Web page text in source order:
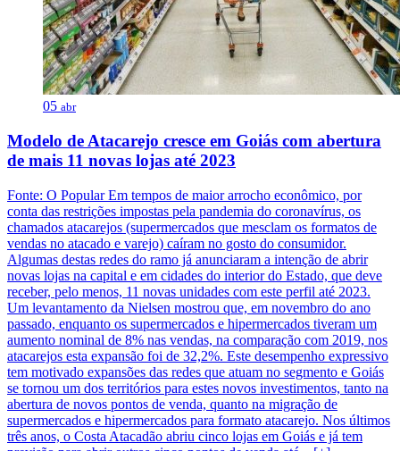
05 abr
Modelo de Atacarejo cresce em Goiás com abertura
de mais 11 novas lojas até 2023
Fonte: O Popular Em tempos de maior arrocho econômico, por
conta das restrições impostas pela pandemia do coronavírus, os
chamados atacarejos (supermercados que mesclam os formatos de
vendas no atacado e varejo) caíram no gosto do consumidor.
Algumas destas redes do ramo já anunciaram a intenção de abrir
novas lojas na capital e em cidades do interior do Estado, que deve
receber, pelo menos, 11 novas unidades com este perfil até 2023.
Um levantamento da Nielsen mostrou que, em novembro do ano
passado, enquanto os supermercados e hipermercados tiveram um
aumento nominal de 8% nas vendas, na comparação com 2019, nos
atacarejos esta expansão foi de 32,2%. Este desempenho expressivo
tem motivado expansões das redes que atuam no segmento e Goiás
se tornou um dos territórios para estes novos investimentos, tanto na
abertura de novos pontos de venda, quanto na migração de
supermercados e hipermercados para formato atacarejo. Nos últimos
três anos, o Costa Atacadão abriu cinco lojas em Goiás e já tem